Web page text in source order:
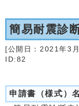
簡易耐震診
[公開日： 2021年3
ID:82
申請書（様式）名